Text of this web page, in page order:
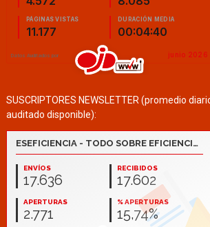
SUSCRIPTORES NEWSLETTER (promedio
auditado disponible):